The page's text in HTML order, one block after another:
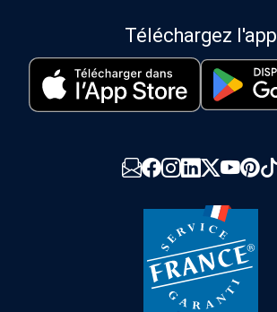
Téléchargez l'app